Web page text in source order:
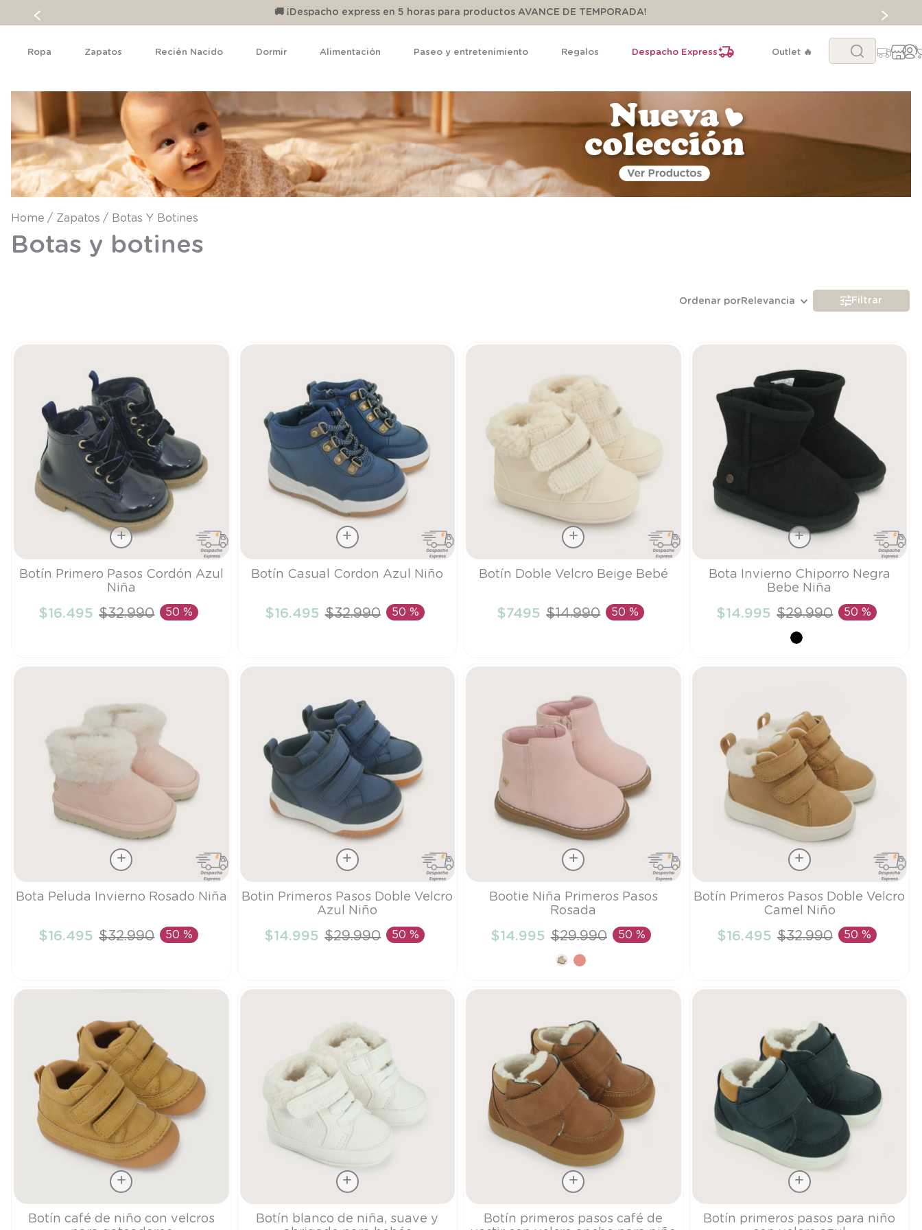
🚚 ¡Despacho express en 5 horas para productos AVANCE DE TEMPORADA!
Ropa Zapatos Recién Nacido Dormir Alimentación Paseo y entretenimiento Regalos Despacho Express Outlet 🔥
Buscar...
Zapatos Botas Y Botines
Botas y botines
Ordenar porRelevancia Filtrar
Talla
AÑADIR AL CARRITO
Botín Primero Pasos Cordón Azul
Niña
$16.495 $32.990 50 %
Talla
AÑADIR AL CARRITO
Botín Casual Cordon Azul Niño
$16.495 $32.990 50 %
Talla
AÑADIR AL CARRITO
Botín Doble Velcro Beige Bebé
$7495 $14.990 50 %
Talla
AÑADIR AL CARRITO
Bota Invierno Chiporro Negra
Bebe Niña
$14.995 $29.990 50 %
Talla
AÑADIR AL CARRITO
Bota Peluda Invierno Rosado Niña
$16.495 $32.990 50 %
Talla
AÑADIR AL CARRITO
Botin Primeros Pasos Doble Velcro
Azul Niño
$14.995 $29.990 50 %
Talla
AÑADIR AL CARRITO
Bootie Niña Primeros Pasos
Rosada
$14.995 $29.990 50 %
Talla
AÑADIR AL CARRITO
Botín Primeros Pasos Doble Velcro
Camel Niño
$16.495 $32.990 50 %
Talla
Botín café de niño con velcros
Talla
Botín blanco de niña, suave y
Talla
Botín primeros pasos café de
Talla
Botín primeros pasos para niño
TÉRMINOS MÁS BUSCADOS
1
2.
calcetines
3.
zapatillas
4
body